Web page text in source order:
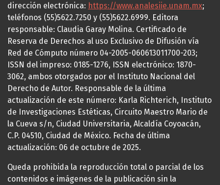
dirección electrónica: https://www.analesiie.unam.mx;
teléfonos (55)5622.7250 y (55)5622.6999. Editora
responsable: Claudia Garay Molina. Certificado de
Reserva de Derechos al uso Exclusivo de Difusión vía
Red de Cómputo número 04-2005-060613011700-203;
ISSN del impreso: 0185-1276, ISSN electrónico: 1870-
3062, ambos otorgados por el Instituto Nacional del
Derecho de Autor. Responsable de la última
actualización de este número: Karla Richterich, Instituto
de Investigaciones Estéticas, Circuito Maestro Mario de
la Cueva s/n, Ciudad Universitaria, Alcaldía Coyoacán,
C.P. 04510, Ciudad de México. Fecha de última
actualización: 06 de octubre de 2025.
Queda prohibida la reproducción total o parcial de los
contenidos e imágenes de la publicación sin la